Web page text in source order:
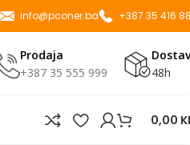
info@pconer.ba +387 35 416
Prodaja
+387 35 555 999
48h
0,00